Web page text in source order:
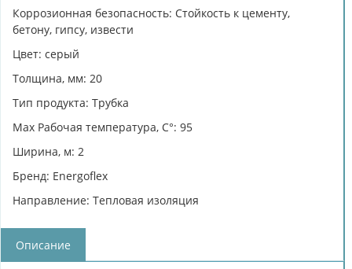
Коррозионная безопасность: Cтойкость к цементу,
бетону, гипсу, извести
Цвет: серый
Толщина, мм: 20
Тип продукта: Трубка
Max Рабочая температура, C°: 95
Ширина, м: 2
Бренд: Energoflex
Направление: Тепловая изоляция
Описание